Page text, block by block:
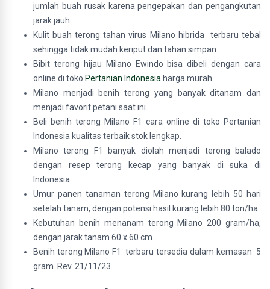
jumlah buah rusak karena pengepakan dan pengangkutan
jarak jauh.
Kulit buah terong tahan virus Milano hibrida terbaru tebal
sehingga tidak mudah keriput dan tahan simpan.
Bibit terong hijau Milano Ewindo bisa dibeli dengan cara
online di toko Pertanian Indonesia harga murah.
Milano menjadi benih terong yang banyak ditanam dan
menjadi favorit petani saat ini.
Beli benih terong Milano F1 cara online di toko Pertanian
Indonesia kualitas terbaik stok lengkap.
Milano terong F1 banyak diolah menjadi terong balado
dengan resep terong kecap yang banyak di suka di
Indonesia.
Umur panen tanaman terong Milano kurang lebih 50 hari
setelah tanam, dengan potensi hasil kurang lebih 80 ton/ha.
Kebutuhan benih menanam terong Milano 200 gram/ha,
dengan jarak tanam 60 x 60 cm.
Benih terong Milano F1 terbaru tersedia dalam kemasan 5
gram. Rev. 21/11/23.